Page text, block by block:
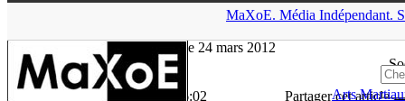
MaXoE. Média Indépendant.
Arts
Martiaux le 24 mars 2012
- 12.12.11, 16:02
Partager cet article